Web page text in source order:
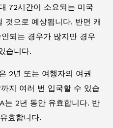
72시간이 소요되는 미국
것으로 예상됩니다. 반면 캐
되는 경우가 많지만 경우
습니다.
2년 또는 여행자의 여권
지 여러 번 입국할 수 있습
는 2년 동안 유효합니다. 반
효합니다.